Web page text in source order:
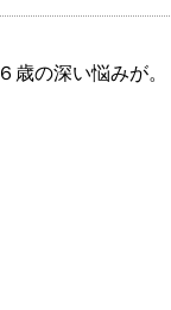
歳の深い悩みが。